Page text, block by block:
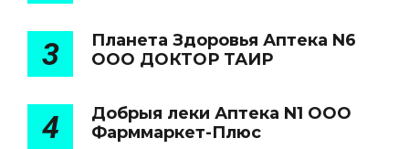
3
Планета Здоровья Аптека N6
ООО ДОКТОР ТАИР
4
Добрыя леки Аптека N1 ООО
Фарммаркет-Плюс